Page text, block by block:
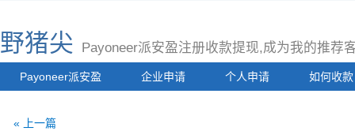
野猪尖 Payoneer派安盈注册收款提现,成为我的推荐
Payoneer派安盈 企业申请 个人申请 如何收款
« 上一篇